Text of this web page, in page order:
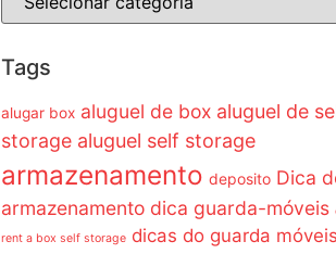
Tags
alugar box aluguel de box aluguel de
storage aluguel self storage
armazenamento deposito Dica
armazenamento dica guarda-móveis
rent a box self storage dicas do guarda móveis